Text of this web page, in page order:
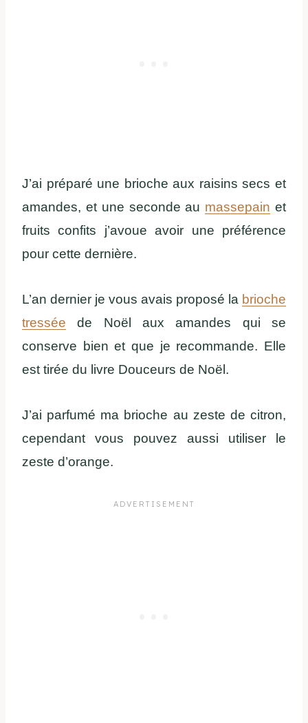
J’ai préparé une brioche aux raisins secs et
amandes, et une seconde au massepain et
fruits confits j’avoue avoir une préférence
pour cette dernière.
L’an dernier je vous avais proposé la brioche
tressée de Noël aux amandes qui se
conserve bien et que je recommande. Elle
est tirée du livre Douceurs de Noël.
J’ai parfumé ma brioche au zeste de citron,
cependant vous pouvez aussi utiliser le
zeste d’orange.